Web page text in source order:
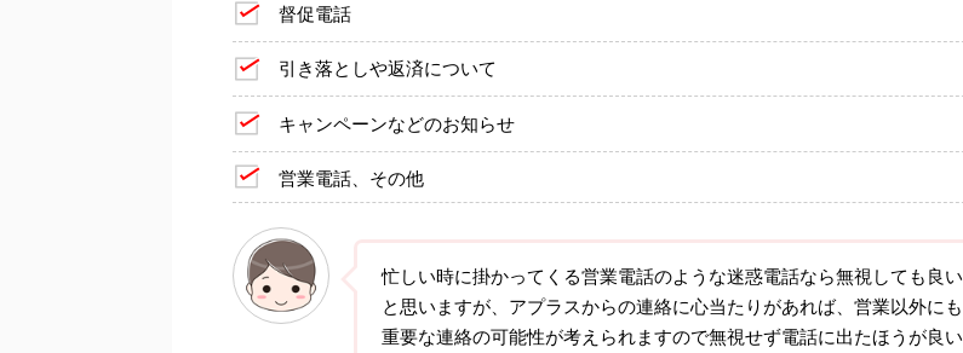
督促電話
引き落としや返済について
キャンペーンなどのお知らせ
営業電話、その他
忙しい時に掛かってくる営業電話のような迷惑電話なら無視しても良い
と思いますが、アプラスからの連絡に心当たりがあれば、営業以外にも
重要な連絡の可能性が考えられますので無視せず電話に出たほうが良い